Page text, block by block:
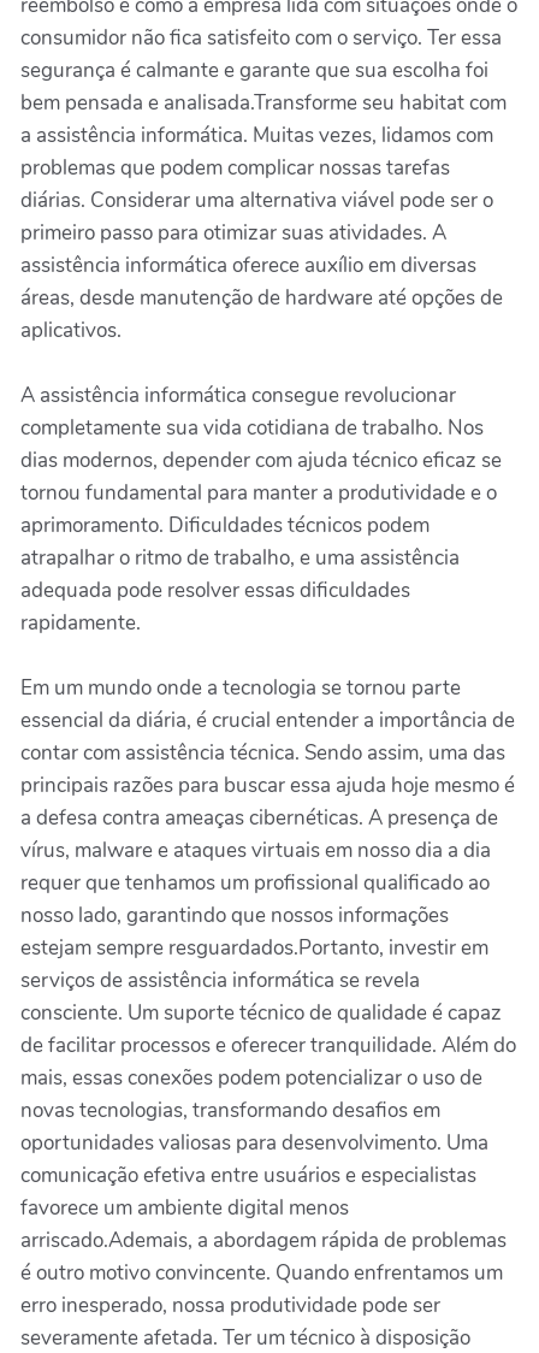
consumidor não fica satisfeito com o serviço. Ter essa
segurança é calmante e garante que sua escolha foi
bem pensada e analisada.Transforme seu habitat com
a assistência informática. Muitas vezes, lidamos com
problemas que podem complicar nossas tarefas
diárias. Considerar uma alternativa viável pode ser o
primeiro passo para otimizar suas atividades. A
assistência informática oferece auxílio em diversas
áreas, desde manutenção de hardware até opções de
aplicativos.
A assistência informática consegue revolucionar
completamente sua vida cotidiana de trabalho. Nos
dias modernos, depender com ajuda técnico eficaz se
tornou fundamental para manter a produtividade e o
aprimoramento. Dificuldades técnicos podem
atrapalhar o ritmo de trabalho, e uma assistência
adequada pode resolver essas dificuldades
rapidamente.
Em um mundo onde a tecnologia se tornou parte
essencial da diária, é crucial entender a importância de
contar com assistência técnica. Sendo assim, uma das
principais razões para buscar essa ajuda hoje mesmo é
a defesa contra ameaças cibernéticas. A presença de
vírus, malware e ataques virtuais em nosso dia a dia
requer que tenhamos um profissional qualificado ao
nosso lado, garantindo que nossos informações
estejam sempre resguardados.Portanto, investir em
serviços de assistência informática se revela
consciente. Um suporte técnico de qualidade é capaz
de facilitar processos e oferecer tranquilidade. Além do
mais, essas conexões podem potencializar o uso de
novas tecnologias, transformando desafios em
oportunidades valiosas para desenvolvimento. Uma
comunicação efetiva entre usuários e especialistas
favorece um ambiente digital menos
arriscado.Ademais, a abordagem rápida de problemas
é outro motivo convincente. Quando enfrentamos um
erro inesperado, nossa produtividade pode ser
severamente afetada. Ter um técnico à disposição